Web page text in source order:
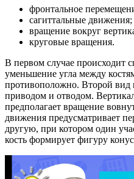
фронтальное
сагиттальные движения;
вращение вокруг
круговые вращения.
В первом случае происходит
уменьшение угла между
противоположно. Второй вид
приводом и отводом.
предполагает вращение
движения предусматривает
другую, при котором один
кость формирует фигуру